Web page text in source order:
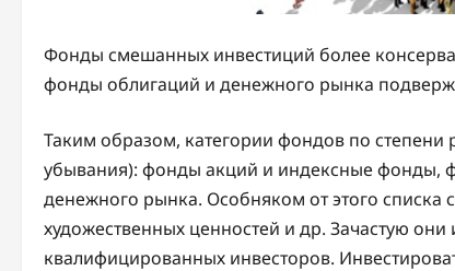
Фонды смешанных инвестиций более
фонды облигаций и денежного рынка
Таким образом, категории фондов по
убывания): фонды акций и индексные
денежного рынка. Особняком от этого
художественных ценностей и др. Зачастую
квалифицированных инвесторов.